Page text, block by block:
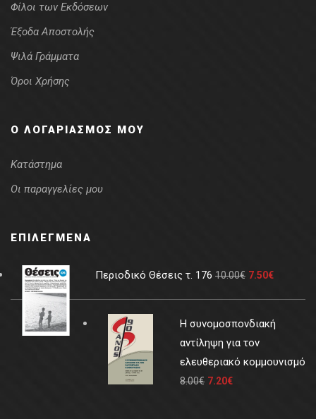
Φίλοι των Εκδόσεων
Έξοδα Αποστολής
Ψιλά Γράμματα
Όροι Χρήσης
Ο ΛΟΓΑΡΙΑΣΜΌΣ ΜΟΥ
Κατάστημα
Οι παραγγελίες μου
ΕΠΙΛΕΓΜΈΝΑ
Περιοδικό Θέσεις τ. 176 10.00€ 7.50€
Η συνομοσπονδιακή
αντίληψη για τον
ελευθεριακό κομμουνισμό
8.00€ 7.20€